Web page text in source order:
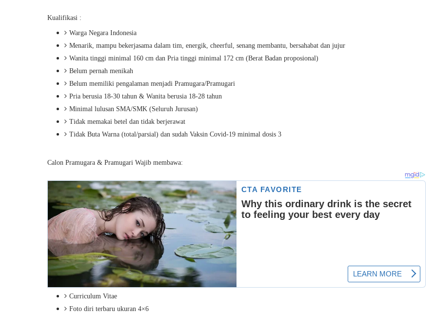
Kualifikasi :
Warga Negara Indonesia
Menarik, mampu bekerjasama dalam tim, energik, cheerful, senang membantu, bersahabat dan jujur
Wanita tinggi minimal 160 cm dan Pria tinggi minimal 172 cm (Berat Badan proposional)
Belum pernah menikah
Belum memiliki pengalaman menjadi Pramugara/Pramugari
Pria berusia 18-30 tahun & Wanita berusia 18-28 tahun
Minimal lulusan SMA/SMK (Seluruh Jurusan)
Tidak memakai betel dan tidak berjerawat
Tidak Buta Warna (total/parsial) dan sudah Vaksin Covid-19 minimal dosis 3
Calon Pramugara & Pramugari Wajib membawa:
Curriculum Vitae
Foto diri terbaru ukuran 4×6